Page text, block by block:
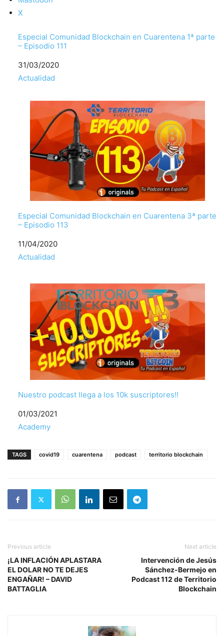
X
Especial Comunidad Blockchain en Cuarentena 1ª parte
– Episodio 111
Fecha
31/03/2020
Respecto a
Actualidad
Especial Comunidad Blockchain en Cuarentena 3ª parte
– Episodio 113
Fecha
11/04/2020
Respecto a
Actualidad
Nuestro podcast llega a los 10k suscriptores!!
Fecha
01/03/2021
Respecto a
Academy
TAGS covid19 cuarentena podcast territorio blockchain
Previous article
¡LA INFLACIÓN APLASTARA
EL DOLAR NO TE DEJES
ENGAÑAR! – DAVID
BATTAGLIA
Next article
Intervención de Jesús
Sánchez-Bermejo en
Podcast 112 de Territorio
Blockchain